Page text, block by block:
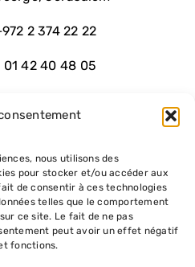
nous utilisons des
pour stocker et/ou accéder aux
de consentir à ces technologies
telles que le comportement
ce site. Le fait de ne pas
peut avoir un effet négatif
fonctions.
2 374 22 22
01 42 40 48 05